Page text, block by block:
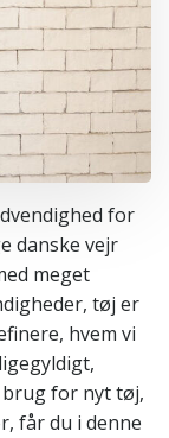
for
danske vejr
meget
tøj er
hvem vi
for nyt tøj,
får du i denne